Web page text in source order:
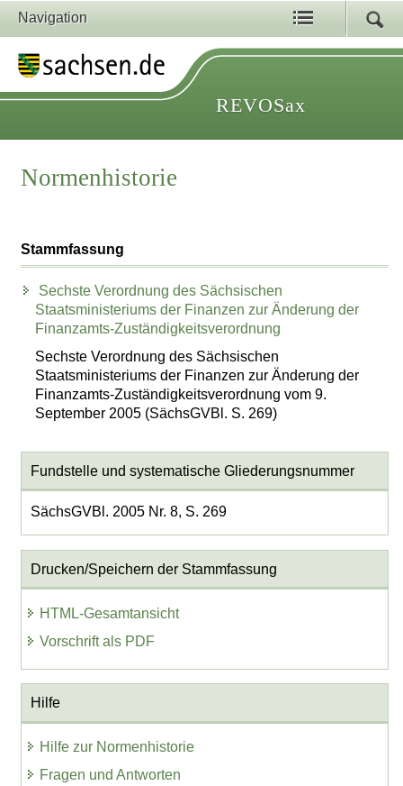
Navigation
REVOSax
Normenhistorie
Stammfassung
Sechste Verordnung des Sächsischen
Staatsministeriums der Finanzen zur Änderung der
Finanzamts-Zuständigkeitsverordnung
Sechste Verordnung des Sächsischen
Staatsministeriums der Finanzen zur Änderung der
Finanzamts-Zuständigkeitsverordnung vom 9.
September 2005 (SächsGVBl. S. 269)
Fundstelle und systematische Gliederungsnummer
SächsGVBl. 2005 Nr. 8, S. 269
Drucken/Speichern der Stammfassung
HTML-Gesamtansicht
Vorschrift als PDF
Hilfe
Hilfe zur Normenhistorie
Fragen und Antworten